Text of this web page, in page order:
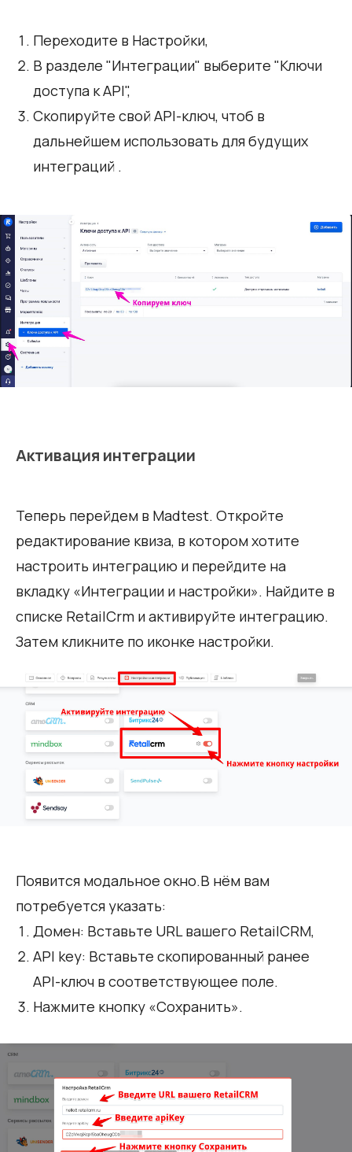
Переходите в Настройки,
В разделе "Интеграции" выберите "Ключи
доступа к API",
Скопируйте свой API-ключ, чтоб в
дальнейшем использовать для будущих
интеграций .
Активация интеграции
Теперь перейдем в Madtest. Откройте
редактирование квиза, в котором хотите
настроить интеграцию и перейдите на
вкладку «Интеграции и настройки». Найдите в
списке RetailCrm и активируйте интеграцию.
Затем кликните по иконке настройки.
Появится модальное окно.В нём вам
потребуется указать:
Домен: Вставьте URL вашего RetailCRM,
API key: Вставьте скопированный ранее
API-ключ в соответствующее поле.
Нажмите кнопку «Сохранить».